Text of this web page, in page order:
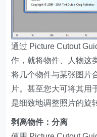
通过 Picture Cutout
作，就将物件、人物这
将几个物件与某张图片
片。甚至您大可将其用
是细致地调整照片的旋
剥离物件：分离